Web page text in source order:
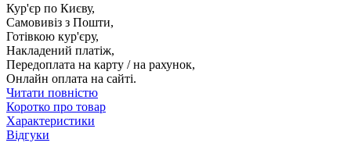
Кур'єр по Києву,
Самовивіз з Пошти,
Готівкою кур'єру,
Накладений платіж,
Передоплата на карту / на рахунок,
Онлайн оплата на сайті.
Читати повністю
Коротко про товар
Характеристики
Відгуки